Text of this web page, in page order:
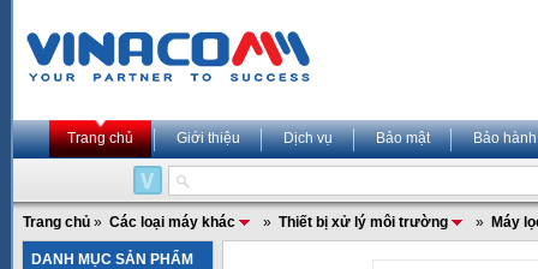
Trang chủ Giới thiệu Dịch vụ Bảo mật Bảo hành
Trang chủ » Các loại máy khác » Thiết bị xử lý môi trường » Máy
DANH MỤC SẢN PHẨM